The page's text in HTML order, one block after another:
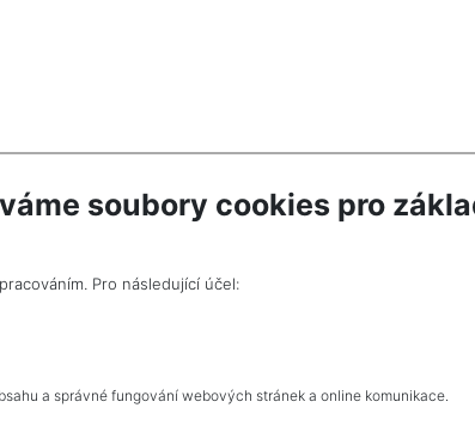
soubory cookies pro
Pro následující účel:
a správné fungování webových stránek a online komunikace.